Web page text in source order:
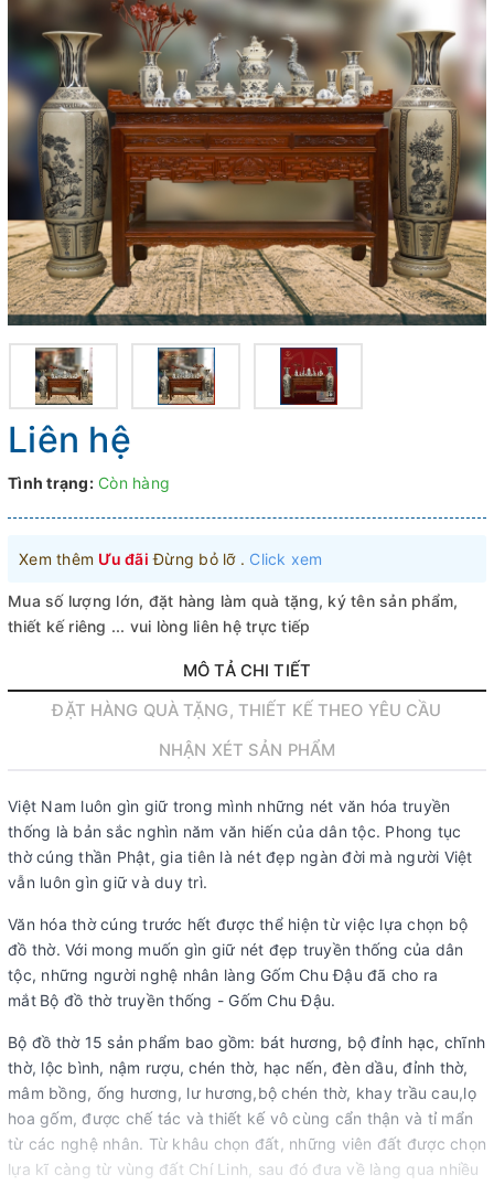
Liên hệ
Tình trạng: Còn hàng
Xem thêm Ưu đãi Đừng bỏ lỡ . Click xem
Mua số lượng lớn, đặt hàng làm quà tặng, ký tên sản phẩm,
thiết kế riêng ... vui lòng liên hệ trực tiếp
MÔ TẢ CHI TIẾT
ĐẶT HÀNG QUÀ TẶNG, THIẾT KẾ THEO YÊU CẦU
NHẬN XÉT SẢN PHẨM
Việt Nam luôn gìn giữ trong mình những nét văn hóa truyền
thống là bản sắc nghìn năm văn hiến của dân tộc. Phong tục
thờ cúng thần Phật, gia tiên là nét đẹp ngàn đời mà người Việt
vẫn luôn gìn giữ và duy trì.
Văn hóa thờ cúng trước hết được thể hiện từ việc lựa chọn bộ
đồ thờ. Với mong muốn gìn giữ nét đẹp truyền thống của dân
tộc, những người nghệ nhân làng Gốm Chu Đậu đã cho ra
mắt Bộ đồ thờ truyền thống - Gốm Chu Đậu.
Bộ đồ thờ 15 sản phẩm bao gồm: bát hương, bộ đỉnh hạc, chĩnh
thờ, lộc bình, nậm rượu, chén thờ, hạc nến, đèn dầu, đỉnh thờ,
mâm bồng, ống hương, lư hương,bộ chén thờ, khay trầu cau,lọ
hoa gốm, được chế tác và thiết kế vô cùng cẩn thận và tỉ mẩn
từ các nghệ nhân. Từ khâu chọn đất, những viên đất được chọn
lựa kĩ càng từ vùng đất Chí Linh, sau đó đưa về làng qua nhiều